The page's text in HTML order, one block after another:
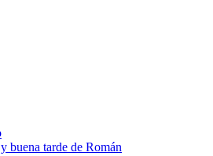
buena tarde de Román